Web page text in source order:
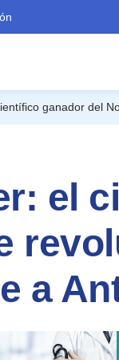
ganador del
el
a